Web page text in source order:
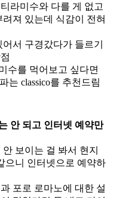
라미수와 다를 게 없고
져 있는데 식감이 전혀
서 구경갔다가 들르기
수를 먹어보고 싶다면
는 classico를 추천드림
안 되고 인터넷 예약만
보이는 걸 봐서 현지
으니 인터넷으로 예약하
포로 로마노에 대한 설